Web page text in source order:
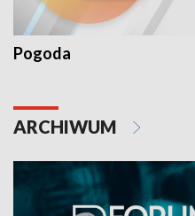
Pogoda
ARCHIWUM